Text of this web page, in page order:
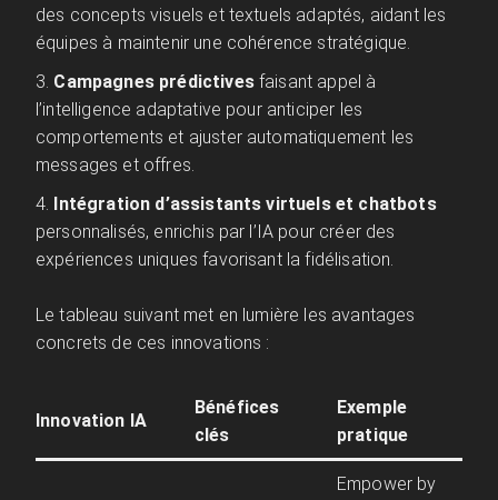
des concepts visuels et textuels adaptés, aidant les
équipes à maintenir une cohérence stratégique.
Campagnes prédictivesfaisant appel à
l’intelligence adaptative pour anticiper les
comportements et ajuster automatiquement les
messages et offres.
Intégration d’assistants virtuels et chatbots
personnalisés, enrichis par l’IA pour créer des
expériences uniques favorisant la fidélisation.
Le tableau suivant met en lumière les avantages
concrets de ces innovations :
Innovation IA
Bénéfices
clés
Exemple
pratique
Empower by